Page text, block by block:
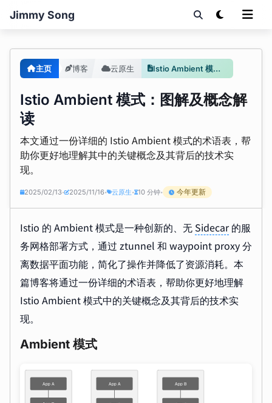
Jimmy Song
主页 博客 云原生 Istio Ambient 模式：图解及概念解读
Istio Ambient 模式：图解及概念解
读
本文通过一份详细的 Istio Ambient 模式的术语表，帮
助你更好地理解其中的关键概念及其背后的技术实
现。
2025/02/13 • 2025/11/16• 云原生 • 10 分钟• 今年更新
Istio 的 Ambient 模式是一种创新的、无 Sidecar的服
务网格部署方式，通过 ztunnel 和 waypoint proxy 分
离数据平面功能，简化了操作并降低了资源消耗。本
篇博客将通过一份详细的术语表，帮助你更好地理解
Istio Ambient 模式中的关键概念及其背后的技术实
现。
Ambient 模式